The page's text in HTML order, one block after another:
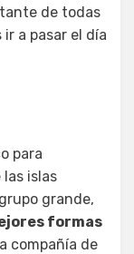
de todas
a pasar el día
para
islas
grande,
formas
compañía de